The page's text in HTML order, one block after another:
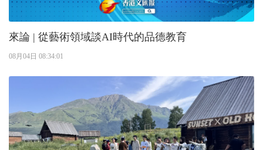
來論 | 從藝術領域談AI時代的品德教育
08月04日 08:34:01